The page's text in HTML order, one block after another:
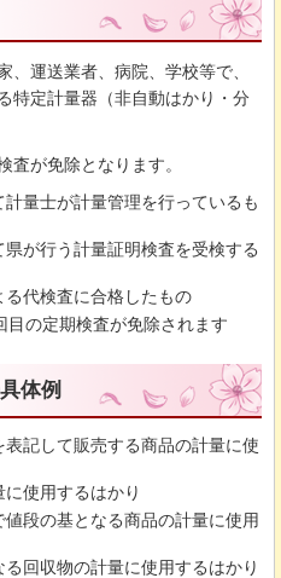
、運送業者、病院、学校等で、
特定計量器（非自動はかり・分
査が免除となります。
量士が計量管理を行っているも
が行う計量証明検査を受検する
代検査に合格したもの
の定期検査が免除されます
体例
記して販売する商品の計量に使
使用するはかり
段の基となる商品の計量に使用
回収物の計量に使用するはかり